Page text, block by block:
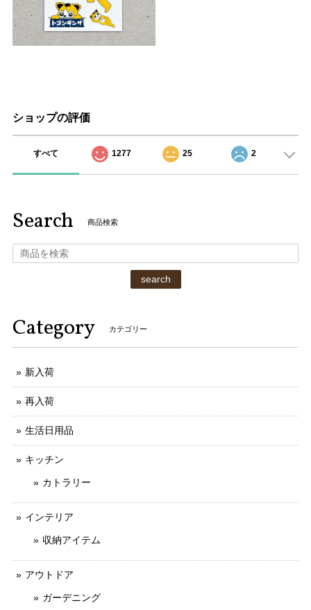
ショップの評価
すべて 1277 25 2
Search 商品検索
search
Category カテゴリー
新入荷
再入荷
生活日用品
キッチン
カトラリー
インテリア
収納アイテム
アウトドア
ガーデニング